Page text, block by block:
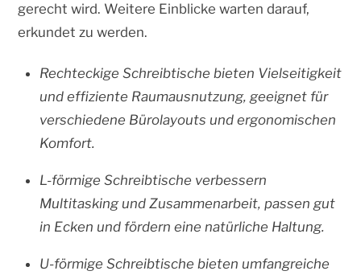
gerecht wird. Weitere Einblicke warten darauf,
erkundet zu werden.
Rechteckige Schreibtische bieten Vielseitigkeit
und effiziente Raumausnutzung, geeignet für
verschiedene Bürolayouts und ergonomischen
Komfort.
L-förmige Schreibtische verbessern
Multitasking und Zusammenarbeit, passen gut
in Ecken und fördern eine natürliche Haltung.
U-förmige Schreibtische bieten umfangreiche